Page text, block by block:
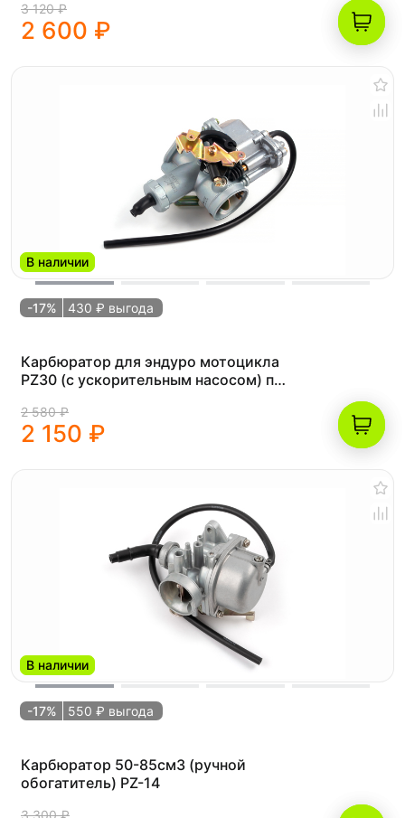
3 120 ₽
2 600 ₽
В наличии
-17% 430 ₽ выгода
Карбюратор для эндуро мотоцикла
PZ30 (с ускорительным насосом) под
250см³)
2 580 ₽
2 150 ₽
В наличии
-17% 550 ₽ выгода
Карбюратор 50-85см3 (ручной
обогатитель) PZ-14
3 300 ₽